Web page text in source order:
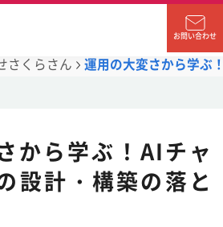
お問い合わせ
さくらさん 運用の大変さから学ぶ
から学ぶ！AIチャ
設計・構築の落と